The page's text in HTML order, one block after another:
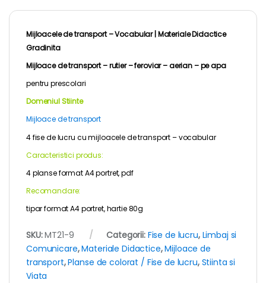
Mijloacele de transport – Vocabular | Materiale Didactice
Gradinita
Mijloace de transport – rutier – feroviar – aerian – pe apa
pentru prescolari
Domeniul Stiinte
Mijloace de transport
4 fise de lucru cu mijloacele de transport – vocabular
Caracteristici produs:
4 planse format A4 portret, pdf
Recomandare:
tipar format A4 portret, hartie 80g
SKU:MT21-9 Categorii: Fise de lucru, Limbaj si
Comunicare,Materiale Didactice,Mijloace de
transport,Planse de colorat / Fise de lucru, Stiinta si
Viata